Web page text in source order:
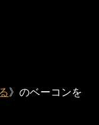
》のベーコンを